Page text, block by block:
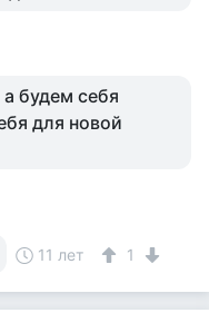
будем себя
для новой
11 лет 1